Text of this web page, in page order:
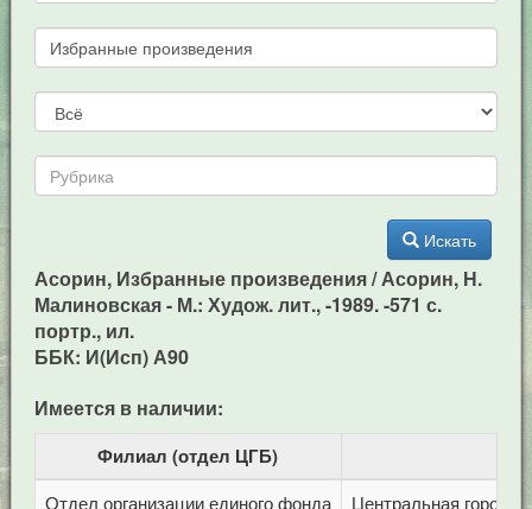
Искать
Асорин, Избранные произведения / Асорин, Н.
Малиновская - М.: Худож. лит., -1989. -571 с.
портр., ил.
ББК: И(Исп) А90
Имеется в наличии:
Филиал (отдел ЦГБ)
Отдел организации единого фонда
Центральная